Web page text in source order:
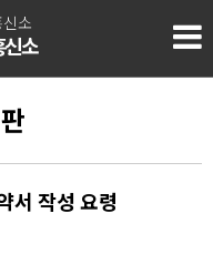
소
소
서 작성 요령